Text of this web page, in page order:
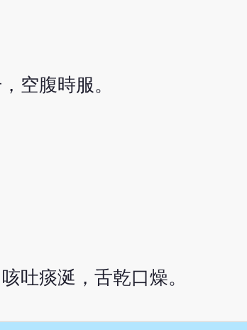
空腹時服。
吐痰涎，舌乾口燥。